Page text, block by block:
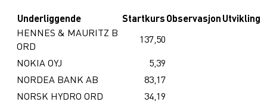
Underliggende StartkursObservasjonUtvikling
HENNES & MAURITZ B
ORD
137,50
NOKIA OYJ
5,39
NORDEA BANK AB
83,17
NORSK HYDRO ORD
34,19